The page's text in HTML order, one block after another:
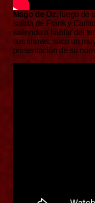
Mago de Oz, luego de
salida de Frank y
saliendo a hablar del
sus shows, saco un
presentación de su